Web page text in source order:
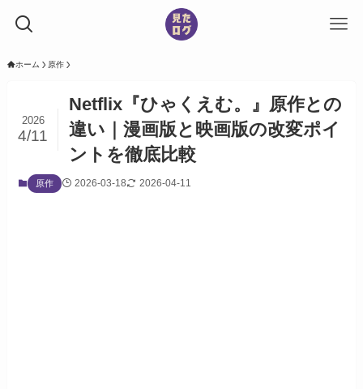
ホーム 原作
Netflix『ひゃくえむ。』原作との
違い｜漫画版と映画版の改変ポイ
ントを徹底比較
2026
4/11
原作 2026-03-18 2026-04-11